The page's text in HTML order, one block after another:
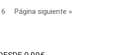
6 Página siguiente »